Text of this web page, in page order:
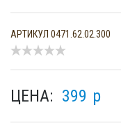
АРТИКУЛ 0471.62.02.300
ЦЕНА: 399 p